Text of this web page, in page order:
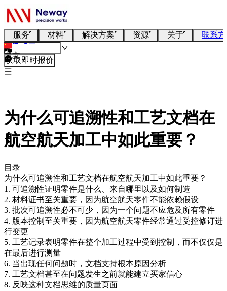
服务 材料 解决方案 资源 关于 联系
中文
获取即时报价
为什么可追溯性和工艺文档在
航空航天加工中如此重要？
目录
为什么可追溯性和工艺文档在航空航天加工中如此重要？
1. 可追溯性证明零件是什么、来自哪里以及如何制造
2. 材料证书至关重要，因为航空航天零件不能依赖假设
3. 批次可追溯性必不可少，因为一个问题不应危及所有零件
4. 版本控制至关重要，因为航空航天零件经常通过受控修订进
行变更
5. 工艺记录表明零件在整个加工过程中受到控制，而不仅仅是
在最后进行测量
6. 当出现任何问题时，文档支持根本原因分析
7. 工艺文档甚至在问题发生之前就能建立买家信心
8. 反映这种文档思维的质量页面